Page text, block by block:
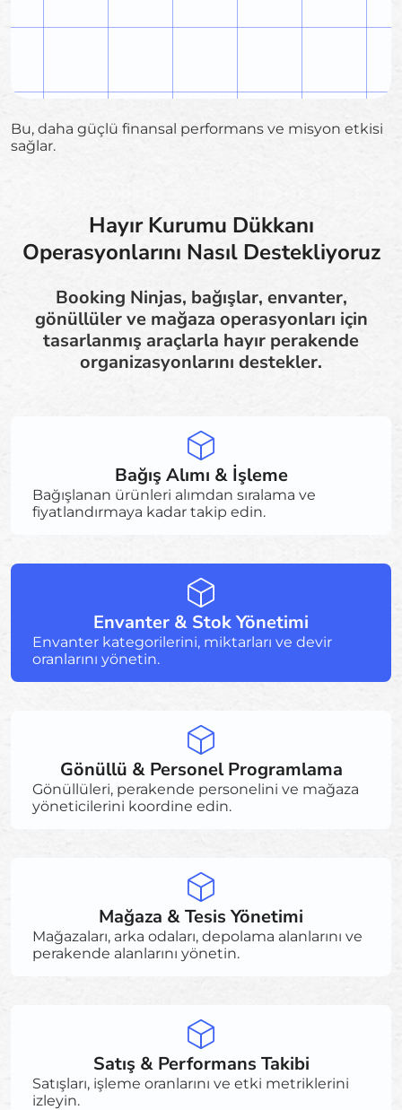
Bu, daha güçlü finansal performans ve misyon etkisi
sağlar.
Hayır Kurumu Dükkanı
Operasyonlarını Nasıl Destekliyoruz
Booking Ninjas, bağışlar, envanter,
gönüllüler ve mağaza operasyonları için
tasarlanmış araçlarla hayır perakende
organizasyonlarını destekler.
Bağış Alımı & İşleme
Bağışlanan ürünleri alımdan sıralama ve
fiyatlandırmaya kadar takip edin.
Envanter & Stok Yönetimi
Envanter kategorilerini, miktarları ve devir
oranlarını yönetin.
Gönüllü & Personel Programlama
Gönüllüleri, perakende personelini ve mağaza
yöneticilerini koordine edin.
Mağaza & Tesis Yönetimi
Mağazaları, arka odaları, depolama alanlarını ve
perakende alanlarını yönetin.
Satış & Performans Takibi
Satışları, işleme oranlarını ve etki metriklerini
izleyin.